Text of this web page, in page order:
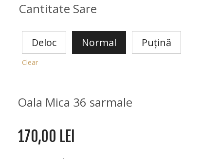
Cantitate Sare
Deloc Normal Puțină
Clear
Oala Mica 36 sarmale
170,00 LEI